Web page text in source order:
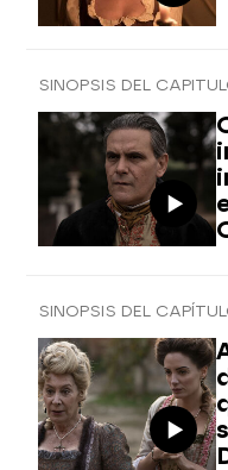
SINOPSIS DEL
SINOPSIS DEL